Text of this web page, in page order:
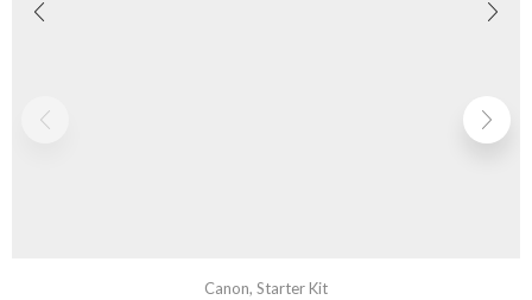
Canon, Starter Kit